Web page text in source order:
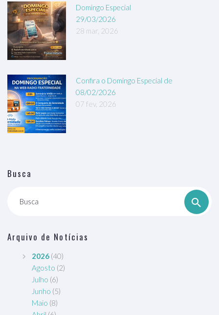
Domingo Especial
29/03/2026
28 mar, 2026
Confira o Domingo Especial de
08/02/2026
07 fev, 2026
Busca
Busca
Arquivo de Notícias
2026 (40)
Agosto (2)
Julho (6)
Junho (5)
Maio (8)